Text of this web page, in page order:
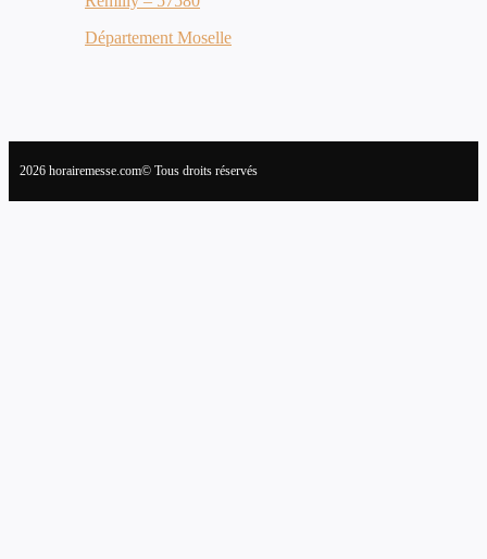
Département Moselle
2026 horairemesse.com© Tous droits réservés